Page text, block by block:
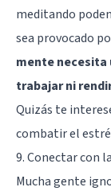
meditando
sea provocado
mente necesita
trabajar ni
Quizás te
combatir el
9. Conectar con
Mucha gente